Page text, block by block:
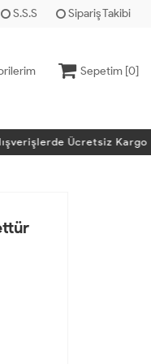
S.S.S Sipariş Takibi
Sepetim [0]
Ücretsiz Kargo